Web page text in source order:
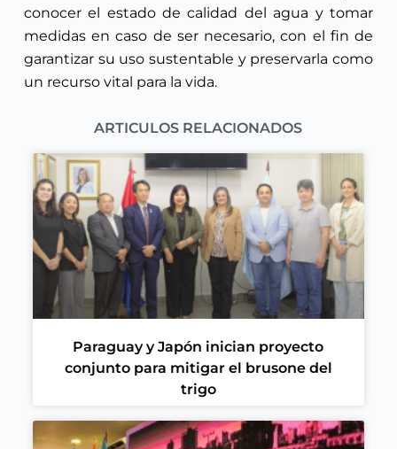
conocer el estado de calidad del agua y tomar
medidas en caso de ser necesario, con el fin de
garantizar su uso sustentable y preservarla como
un recurso vital para la vida.
ARTICULOS RELACIONADOS
Paraguay y Japón inician proyecto
conjunto para mitigar el brusone del
trigo